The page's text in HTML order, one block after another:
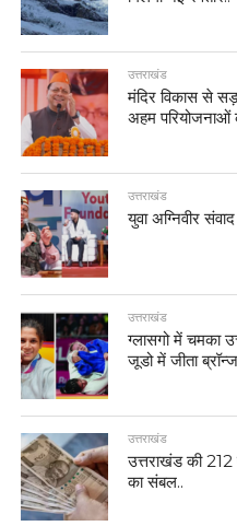
उत्तराखंड
मंदिर विकास से
अहम परियोजनाओं
उत्तराखंड
युवा अग्निवीर
उत्तराखंड
ग्लासगो में चमका
जूडो में जीता
उत्तराखंड
उत्तराखंड की 212
का संबल..